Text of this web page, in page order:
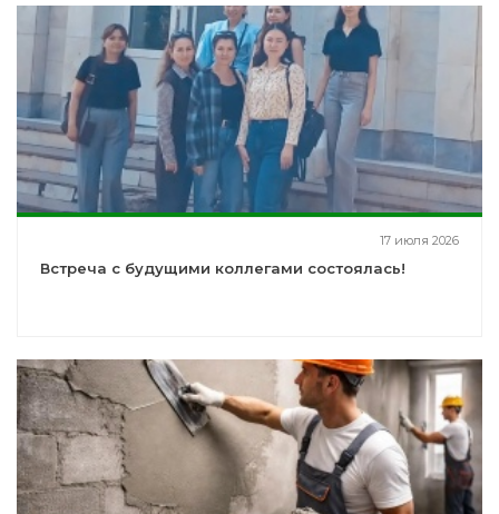
17 июля 2026
Встреча с будущими коллегами состоялась!